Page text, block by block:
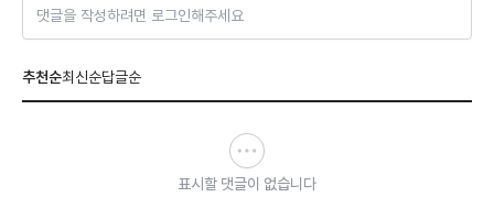
댓글을 작성하려면 로그인해주세요
추천순최신순답글순
표시할 댓글이 없습니다